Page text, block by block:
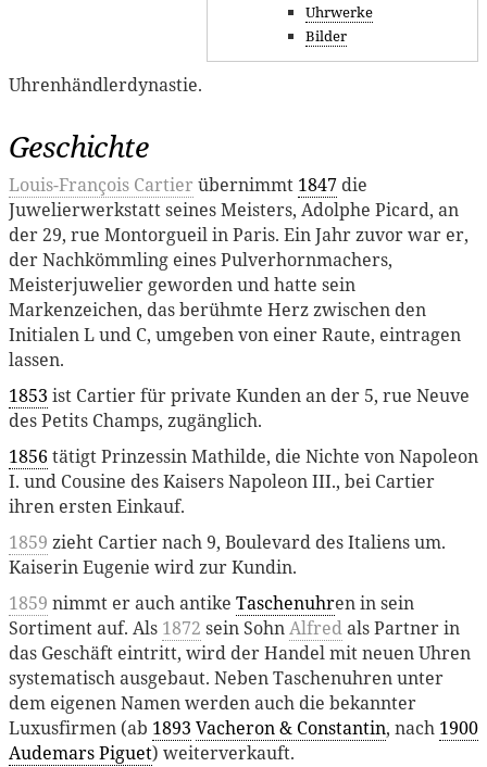
Uhrwerke
Bilder
Uhrenhändlerdynastie.
Geschichte
Louis-François Cartier übernimmt 1847 die
Juwelierwerkstatt seines Meisters, Adolphe Picard, an
der 29, rue Montorgueil in Paris. Ein Jahr zuvor war er,
der Nachkömmling eines Pulverhornmachers,
Meisterjuwelier geworden und hatte sein
Markenzeichen, das berühmte Herz zwischen den
Initialen L und C, umgeben von einer Raute, eintragen
lassen.
1853 ist Cartier für private Kunden an der 5, rue Neuve
des Petits Champs, zugänglich.
1856 tätigt Prinzessin Mathilde, die Nichte von Napoleon
I. und Cousine des Kaisers Napoleon III., bei Cartier
ihren ersten Einkauf.
1859 zieht Cartier nach 9, Boulevard des Italiens um.
Kaiserin Eugenie wird zur Kundin.
1859 nimmt er auch antike Taschenuhren in sein
Sortiment auf. Als 1872 sein SohnAlfredals Partner in
das Geschäft eintritt, wird der Handel mit neuen Uhren
systematisch ausgebaut. Neben Taschenuhren unter
dem eigenen Namen werden auch die bekannter
Luxusfirmen (ab 1893 Vacheron & Constantin, nach 1900
Audemars Piguet) weiterverkauft.